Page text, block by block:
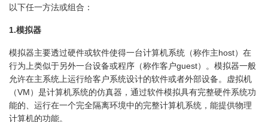
以下任一方法或组合：
1.模拟器
模拟器主要透过硬件或软件使得一台计算机系统（称作主host）在
行为上类似于另外一台设备或程序（称作客户guest）。模拟器一般
允许在主系统上运行给客户系统设计的软件或者外部设备。虚拟机
（VM）是计算机系统的仿真器，通过软件模拟具有完整硬件系统功
能的、运行在一个完全隔离环境中的完整计算机系统，能提供物理
计算机的功能。